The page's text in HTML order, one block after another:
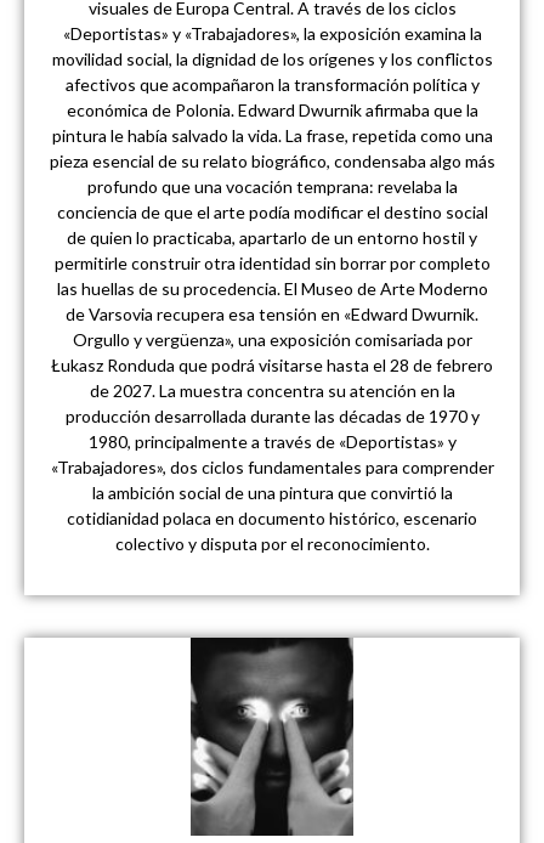
visuales de Europa Central. A través de los ciclos
«Deportistas» y «Trabajadores», la exposición examina la
movilidad social, la dignidad de los orígenes y los conflictos
afectivos que acompañaron la transformación política y
económica de Polonia. Edward Dwurnik afirmaba que la
pintura le había salvado la vida. La frase, repetida como una
pieza esencial de su relato biográfico, condensaba algo más
profundo que una vocación temprana: revelaba la
conciencia de que el arte podía modificar el destino social
de quien lo practicaba, apartarlo de un entorno hostil y
permitirle construir otra identidad sin borrar por completo
las huellas de su procedencia. El Museo de Arte Moderno
de Varsovia recupera esa tensión en «Edward Dwurnik.
Orgullo y vergüenza», una exposición comisariada por
Łukasz Ronduda que podrá visitarse hasta el 28 de febrero
de 2027. La muestra concentra su atención en la
producción desarrollada durante las décadas de 1970 y
1980, principalmente a través de «Deportistas» y
«Trabajadores», dos ciclos fundamentales para comprender
la ambición social de una pintura que convirtió la
cotidianidad polaca en documento histórico, escenario
colectivo y disputa por el reconocimiento.